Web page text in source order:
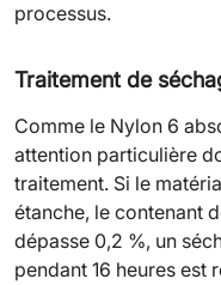
processus.
Traitement de
Comme le Nylon 6
attention particulière
traitement. Si le
étanche, le contenant
dépasse 0,2 %, un
pendant 16 heures est